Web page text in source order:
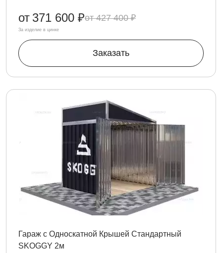
427 400 ₽
от 371 600 ₽
За изделие в цинке
Заказать
Гараж с Односкатной Крышей Стандартный
SKOGGY 2м